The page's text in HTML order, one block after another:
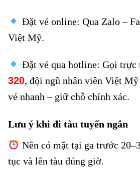
Đặt vé online: Qua Zalo –
Việt Mỹ.
Đặt vé qua hotline: Gọi trực
320, đội ngũ nhân viên Việt
vé nhanh – giữ chỗ chính xác.
Lưu ý khi đi tàu tuyến ngắn
Nên có mặt tại ga trước
tục và lên tàu đúng giờ.